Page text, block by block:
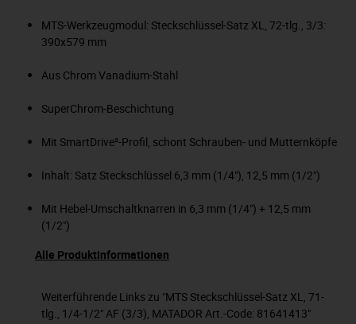
MTS-Werkzeugmodul: Steckschlüssel-Satz XL, 72-tlg., 3/3:
390x579 mm
Aus Chrom Vanadium-Stahl
SuperChrom-Beschichtung
Mit SmartDrive²-Profil, schont Schrauben- und Mutternköpfe
Inhalt: Satz Steckschlüssel 6,3 mm (1/4"), 12,5 mm (1/2")
Mit Hebel-Umschaltknarren in 6,3 mm (1/4") + 12,5 mm
(1/2")
Alle Produktinformationen
Weiterführende Links zu "MTS Steckschlüssel-Satz XL, 71-
tlg., 1/4-1/2" AF (3/3), MATADOR Art.-Code: 81641413"